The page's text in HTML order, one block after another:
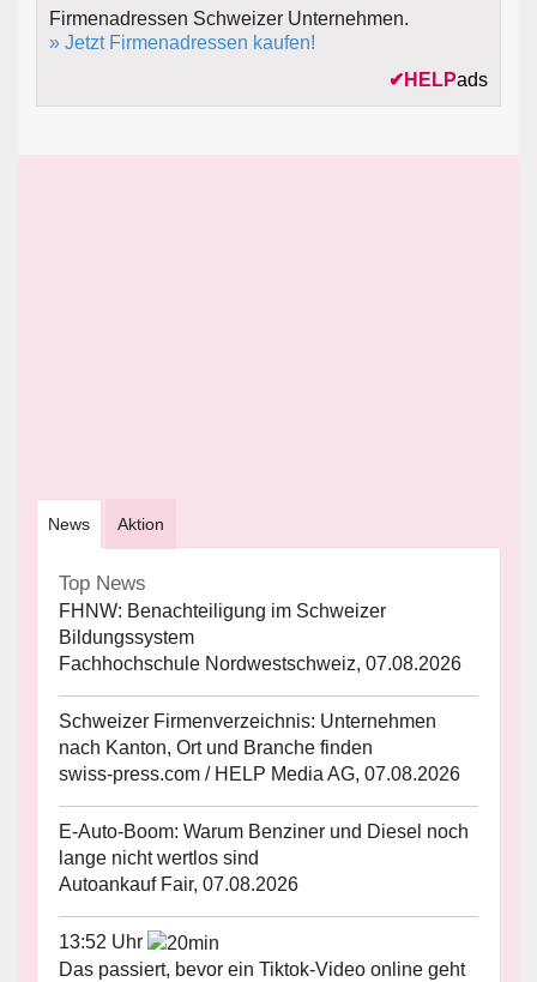
Firmenadressen Schweizer Unternehmen.
» Jetzt Firmenadressen kaufen!
✔ HELPads
News Aktion
Top News
FHNW: Benachteiligung im Schweizer
Bildungssystem
Fachhochschule Nordwestschweiz, 07.08.2026
Schweizer Firmenverzeichnis: Unternehmen
nach Kanton, Ort und Branche finden
swiss-press.com / HELP Media AG, 07.08.2026
E-Auto-Boom: Warum Benziner und Diesel noch
lange nicht wertlos sind
Autoankauf Fair, 07.08.2026
13:52 Uhr
Das passiert, bevor ein Tiktok-Video online geht